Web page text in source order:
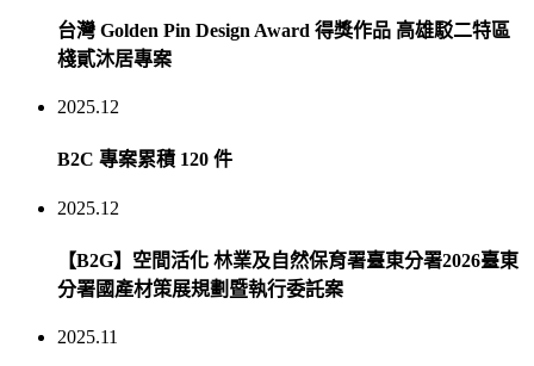
台灣 Golden Pin Design Award 得獎作品 高雄駁二特區
棧貳沐居專案
2025.12
B2C 專案累積 120 件
2025.12
【B2G】空間活化 林業及自然保育署臺東分署2026臺東
分署國產材策展規劃暨執行委託案
2025.11